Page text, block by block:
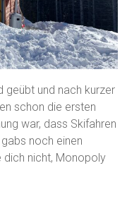
geübt und nach kurzer
schon die ersten
war, dass Skifahren
noch einen
dich nicht, Monopoly